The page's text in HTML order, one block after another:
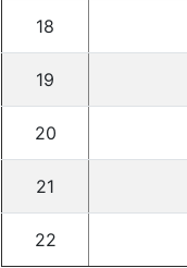
18
19
20
21
22